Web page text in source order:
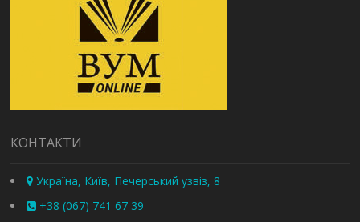
КОНТАКТИ
Україна, Київ, Печерський узвіз, 8
+38 (067) 741 67 39